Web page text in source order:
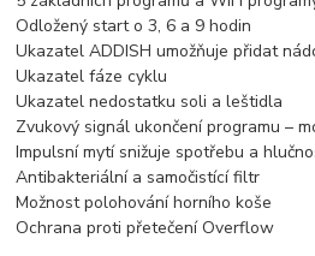
Odložený start o 3, 6 a 9 hodin
Ukazatel ADDISH umožňuje přidat
Ukazatel fáze cyklu
Ukazatel nedostatku soli a leštidla
Zvukový signál ukončení programu –
Impulsní mytí snižuje spotřebu a
Antibakteriální a samočistící filtr
Možnost polohování horního koše
Ochrana proti přetečení Overflow